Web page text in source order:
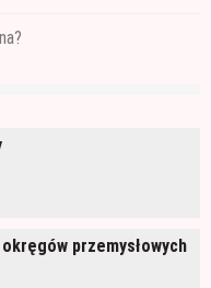
przemysłowych